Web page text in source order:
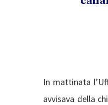
In mattinata
avvisava della